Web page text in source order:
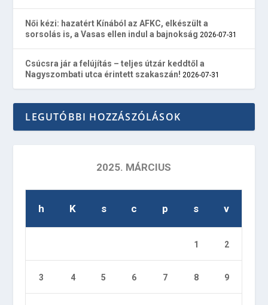
Női kézi: hazatért Kínából az AFKC, elkészült a
sorsolás is, a Vasas ellen indul a bajnokság 2026-07-31
Csúcsra jár a felújítás – teljes útzár keddtől a
Nagyszombati utca érintett szakaszán! 2026-07-31
LEGUTÓBBI HOZZÁSZÓLÁSOK
2025. MÁRCIUS
h K s c p s v
1 2
3 4 5 6 7 8 9